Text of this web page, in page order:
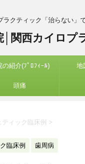
クティック「治らない」
│関西カイロプ
の紹介(ﾌﾟﾛﾌｨｰﾙ) 地
頭痛
ティック臨床例 >
臨床例 歯周病